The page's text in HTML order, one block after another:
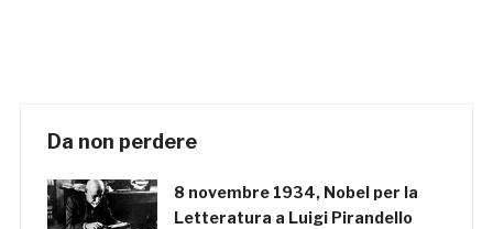
Da non perdere
8 novembre 1934, Nobel per la
Letteratura a Luigi Pirandello